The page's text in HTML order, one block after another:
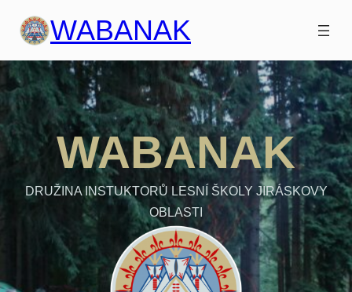
WABANAK
WABANAK
DRUŽINA INSTUKTORŮ LESNÍ ŠKOLY JIRÁSKOVY
OBLASTI